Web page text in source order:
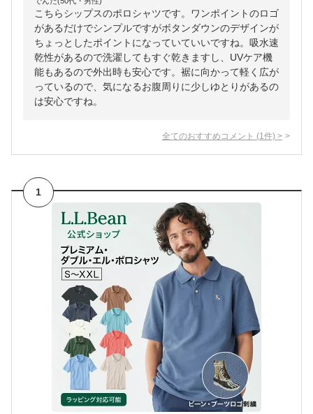
こちらシップスのポロシャツです。ワンポイントのロゴ
があるだけでシンプルですがボタンダウンのデザインが
ちょっとしたポイントになっていていいですね。吸水速
乾性があるので洗濯してもすぐ乾きますし、UVケア機
能もあるので外出時も安心です。裾に向かって軽く広が
っているので、気になるお腹周りに少しゆとりがあるの
は安心ですね。
全てのおすすめコメント (1 件) >
1